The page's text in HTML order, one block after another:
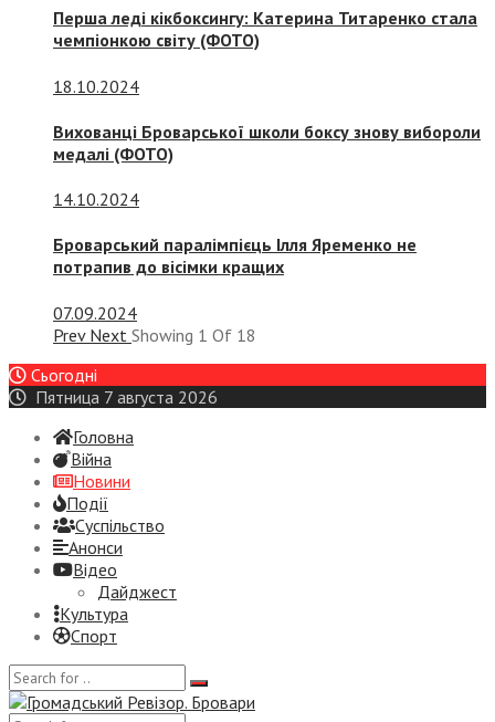
Перша леді кікбоксингу: Катерина Титаренко стала
чемпіонкою світу (ФОТО)
18.10.2024
Вихованці Броварської школи боксу знову вибороли
медалі (ФОТО)
14.10.2024
Броварський паралімпієць Ілля Яременко не
потрапив до вісімки кращих
07.09.2024
Prev Next Showing 1 Of 18
Сьогодні
Пятница 7 августа 2026
Головна
Війна
Новини
Події
Суспiльство
Анонси
Відео
Дайджест
Культура
Спорт